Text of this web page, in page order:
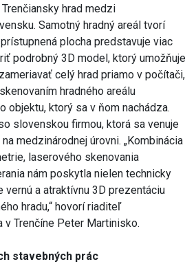
hrad medzi
Samotný hradný areál tvorí
plocha predstavuje viac
podrobný 3D model, ktorý umožňuje
celý hrad priamo v počítači,
hradného areálu
objektu, ktorý sa v ňom nachádza.
slovenskou firmou, ktorá sa venuje
medzinárodnej úrovni. „Kombinácia
laserového skenovania
nám poskytla nielen technicky
vernú a atraktívnu 3D prezentáciu
hradu,“ hovorí riaditeľ
v Trenčíne Peter Martinisko.
stavebných prác